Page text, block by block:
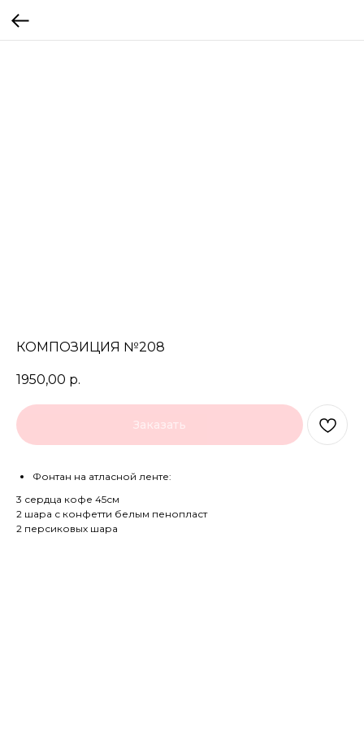
КОМПОЗИЦИЯ №208
1950,00 р.
Заказать
Фонтан на атласной ленте:
3 сердца кофе 45см
2 шара с конфетти белым пенопласт
2 персиковых шара